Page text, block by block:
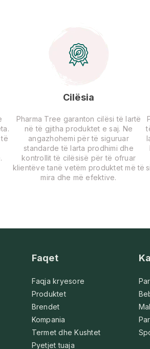
Cilësia
Pharma Tree garanton cilësi të lartë
në të gjitha produktet e saj. Ne
angazhohemi për të siguruar
standarde të larta prodhimi dhe
kontrollit të cilësisë për të ofruar
klientëve tanë vetëm produktet më të
mira dhe më efektive.
Faqet
Faqja kryesore
Produktet
Brendet
Kompania
Termet dhe Kushtet
Pyetjet tuaja